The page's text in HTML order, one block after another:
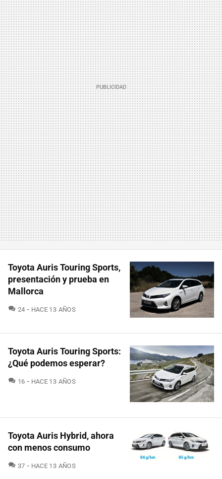
Toyota Auris Touring Sports,
presentación y prueba en
Mallorca
24 COMENTARIOS
HACE 13 AÑOS
Toyota Auris Touring Sports:
¿Qué podemos esperar?
16 COMENTARIOS
HACE 13 AÑOS
Toyota Auris Hybrid, ahora
con menos consumo
37 COMENTARIOS
HACE 13 AÑOS